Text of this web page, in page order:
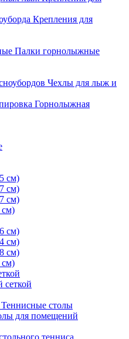
Крепления для
Палки горнолыжные
Чехлы для лыж и
Горнолыжная
см)
см)
см)
см)
см)
см)
см)
см)
сеткой
Теннисные столы
для помещений
тенниса